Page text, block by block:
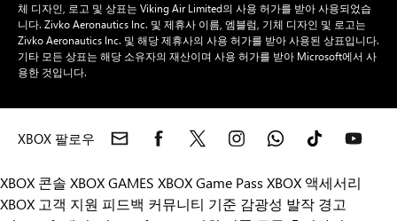
체 디자인, 로고 및 상표는 Viking Air Limited의 사용 허가를 받아 사용되었습
니다. Zivko Aeronautics Inc. 및 제휴사 이름, 엠블럼, 기체 디자인 및 로고는
Zivko Aeronautics Inc. 및 해당 제휴사의 사용 허가를 받아 사용된 상표입니다.
기타 모든 상표는 해당 소유자의 재산이며 사용 허가를 받아 Microsoft에서 사
용한 것입니다.
XBOX 팔로우
XBOX 콘솔 XBOX GAMES XBOX Game Pass XBOX 액세서리
XBOX 고객 지원 피드백 커뮤니티 기준 감광성 발작 경고